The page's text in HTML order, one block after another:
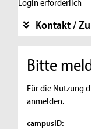
Login erforderlich
Kontakt /
Bitte
Für die Nutzung
anmelden.
campusID: